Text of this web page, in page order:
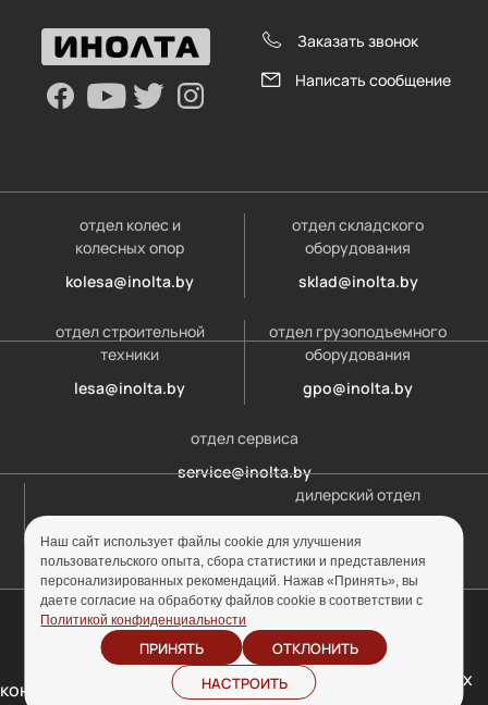
Заказать звонок
Написать сообщение
отдел колес и
колесных опор
kolesa@inolta.by
отдел складского
оборудования
sklad@inolta.by
отдел строительной
техники
lesa@inolta.by
отдел грузоподъемного
оборудования
gpo@inolta.by
отдел сервиса
service@inolta.by
дилерский отдел
© ООО «Инолта» 2010-2026 г. УНП 691302759
Политика
конфиденциальности
Отзыв согласия на
обработку персональных
Наш сайт использует файлы cookie для улучшения
пользовательского опыта, сбора статистики и представления
персонализированных рекомендаций. Нажав «Принять», вы
даете согласие на обработку файлов cookie в соответствии с
Политикой конфиденциальности
ПРИНЯТЬ
ОТКЛОНИТЬ
НАСТРОИТЬ